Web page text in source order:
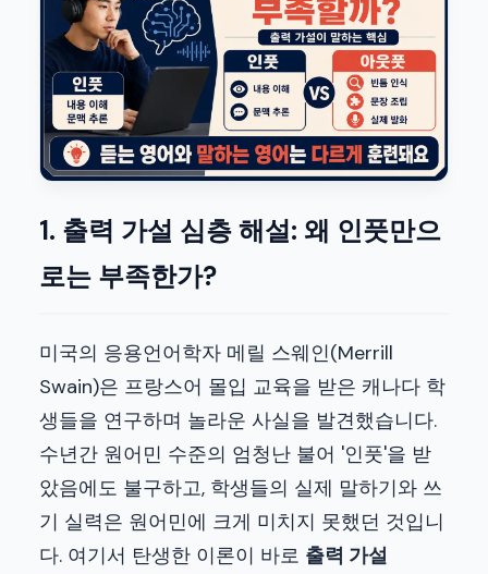
1. 출력 가설 심층 해설: 왜 인풋만으
로는 부족한가?
미국의 응용언어학자 메릴 스웨인(Merrill
Swain)은 프랑스어 몰입 교육을 받은 캐나다 학
생들을 연구하며 놀라운 사실을 발견했습니다.
수년간 원어민 수준의 엄청난 불어 '인풋'을 받
았음에도 불구하고, 학생들의 실제 말하기와 쓰
기 실력은 원어민에 크게 미치지 못했던 것입니
다. 여기서 탄생한 이론이 바로 출력 가설